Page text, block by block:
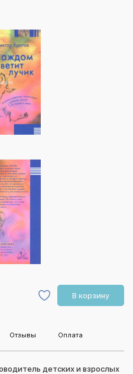
В корзину
Отзывы Оплата
детских и взрослых